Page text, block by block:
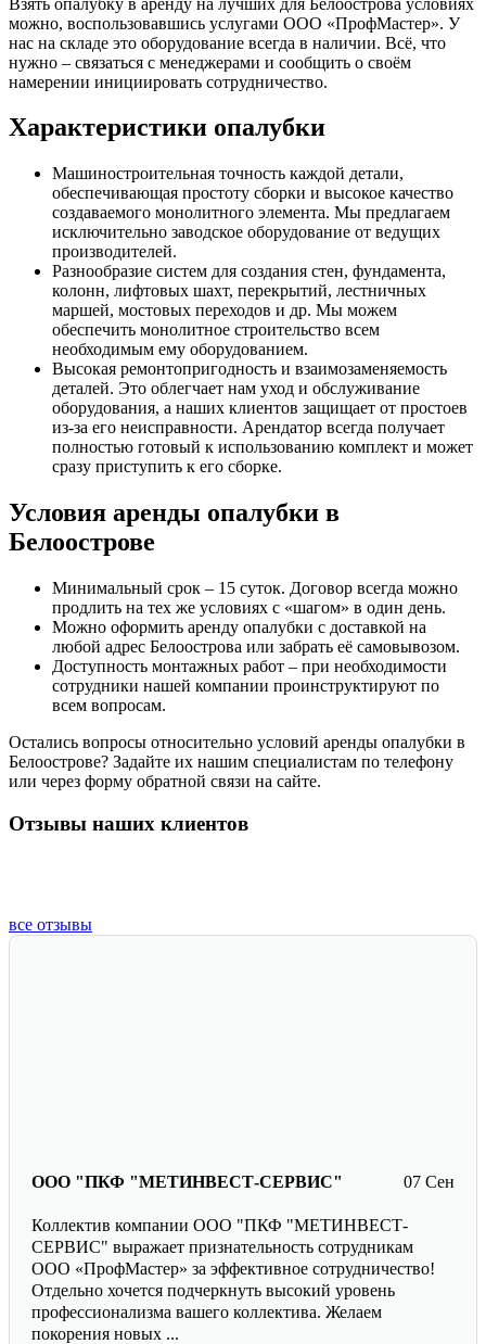
можно, воспользовавшись услугами ООО «ПрофМастер». У
нас на складе это оборудование всегда в наличии. Всё, что
нужно – связаться с менеджерами и сообщить о своём
намерении инициировать сотрудничество.
Характеристики опалубки
Машиностроительная точность каждой детали,
обеспечивающая простоту сборки и высокое качество
создаваемого монолитного элемента. Мы предлагаем
исключительно заводское оборудование от ведущих
производителей.
Разнообразие систем для создания стен, фундамента,
колонн, лифтовых шахт, перекрытий, лестничных
маршей, мостовых переходов и др. Мы можем
обеспечить монолитное строительство всем
необходимым ему оборудованием.
Высокая ремонтопригодность и взаимозаменяемость
деталей. Это облегчает нам уход и обслуживание
оборудования, а наших клиентов защищает от простоев
из-за его неисправности. Арендатор всегда получает
полностью готовый к использованию комплект и может
сразу приступить к его сборке.
Условия аренды опалубки в
Белоострове
Минимальный срок – 15 суток. Договор всегда можно
продлить на тех же условиях с «шагом» в один день.
Можно оформить аренду опалубки с доставкой на
любой адрес Белоострова или забрать её самовывозом.
Доступность монтажных работ – при необходимости
сотрудники нашей компании проинструктируют по
всем вопросам.
Остались вопросы относительно условий аренды опалубки в
Белоострове? Задайте их нашим специалистам по телефону
или через форму обратной связи на сайте.
Отзывы наших клиентов
все отзывы
07 Сен
ООО "ПКФ "МЕТИНВЕСТ-СЕРВИС"
Коллектив компании ООО "ПКФ "МЕТИНВЕСТ-
СЕРВИС" выражает признательность сотрудникам
ООО «ПрофМастер» за эффективное сотрудничество!
Отдельно хочется подчеркнуть высокий уровень
профессионализма вашего коллектива. Желаем
покорения новых ...